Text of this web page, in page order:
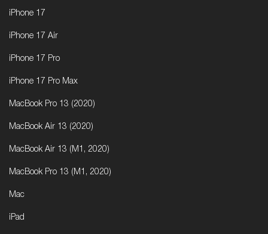
iPhone 17
iPhone 17 Air
iPhone 17 Pro
iPhone 17 Pro Max
MacBook Pro 13 (2020)
MacBook Air 13 (2020)
MacBook Air 13 (M1, 2020)
MacBook Pro 13 (M1, 2020)
Mac
iPad